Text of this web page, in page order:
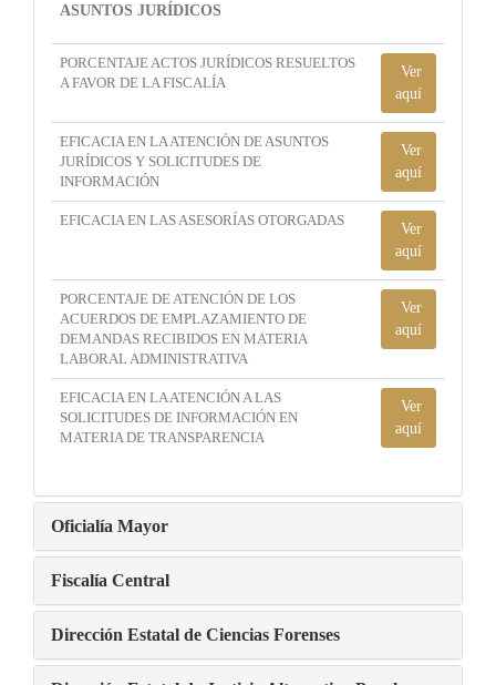
ASUNTOS JURÍDICOS
PORCENTAJE ACTOS JURÍDICOS RESUELTOS
A FAVOR DE LA FISCALÍA
Ver
aquí
EFICACIA EN LA ATENCIÓN DE ASUNTOS
JURÍDICOS Y SOLICITUDES DE
INFORMACIÓN
Ver
aquí
EFICACIA EN LAS ASESORÍAS OTORGADAS
Ver
aquí
PORCENTAJE DE ATENCIÓN DE LOS
ACUERDOS DE EMPLAZAMIENTO DE
DEMANDAS RECIBIDOS EN MATERIA
LABORAL ADMINISTRATIVA
Ver
aquí
EFICACIA EN LA ATENCIÓN A LAS
SOLICITUDES DE INFORMACIÓN EN
MATERIA DE TRANSPARENCIA
Ver
aquí
Oficialía Mayor
Fiscalía Central
Dirección Estatal de Ciencias Forenses